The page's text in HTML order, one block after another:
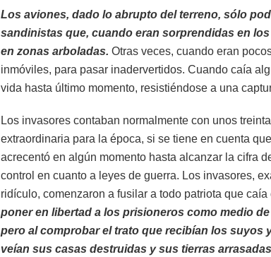
Los aviones, dado lo abrupto del terreno, sólo
sandinistas que, cuando eran sorprendidas en
en zonas arboladas. Otras veces, cuando eran
inmóviles, para pasar inadervertidos. Cuando caía
vida hasta último momento, resistiéndose a una
Los invasores contaban normalmente con unos
extraordinaria para la época, si se tiene en cuenta
acrecentó en algún momento hasta alcanzar la cifra
control en cuanto a leyes de guerra. Los invasores,
ridículo, comenzaron a fusilar a todo patriota que
poner en libertad a los prisioneros como medio
pero al comprobar el trato que recibían los suyos
veían sus casas destruidas y sus tierras